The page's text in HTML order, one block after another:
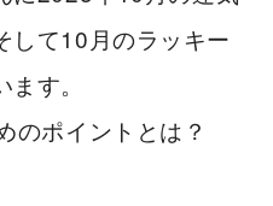
して10月のラッキー
す。
のポイントとは？